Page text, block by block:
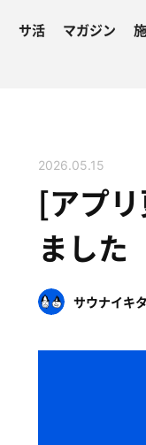
サ活 マガジン
2026.05.15
[アプ
ました
サウナイキ